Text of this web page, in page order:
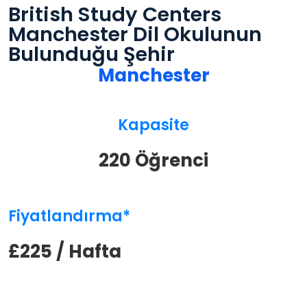
British Study Centers
Manchester Dil Okulunun
Bulunduğu Şehir
Manchester
Kapasite
220 Öğrenci
Fiyatlandırma*
£225 / Hafta